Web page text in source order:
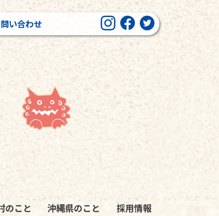
い合わせ
のこと 沖縄県のこと 採用情報